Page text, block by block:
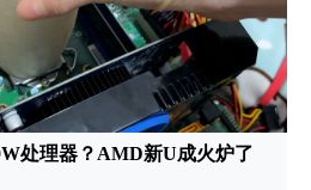
处理器？AMD新U成火炉了